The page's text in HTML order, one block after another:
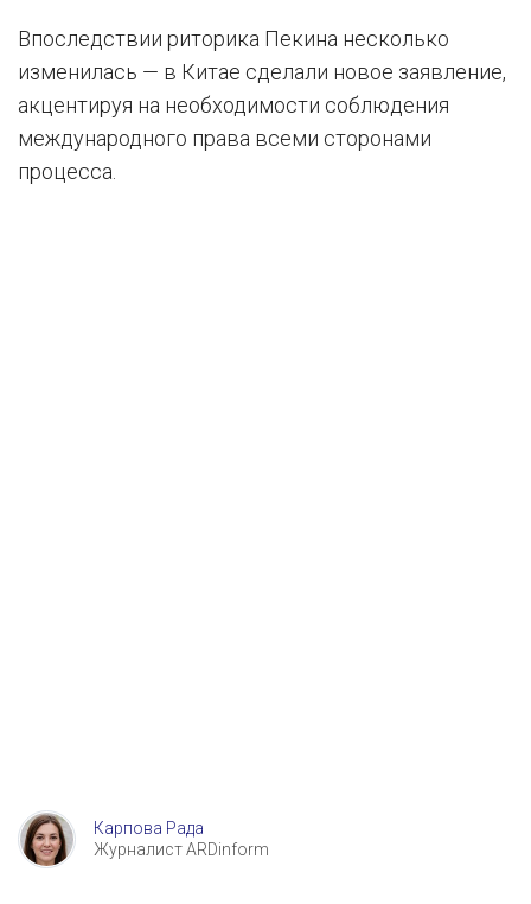
Впоследствии риторика Пекина несколько
изменилась — в Китае сделали новое заявление,
акцентируя на необходимости соблюдения
международного права всеми сторонами
процесса.
Карпова Рада
Журналист ARDinform